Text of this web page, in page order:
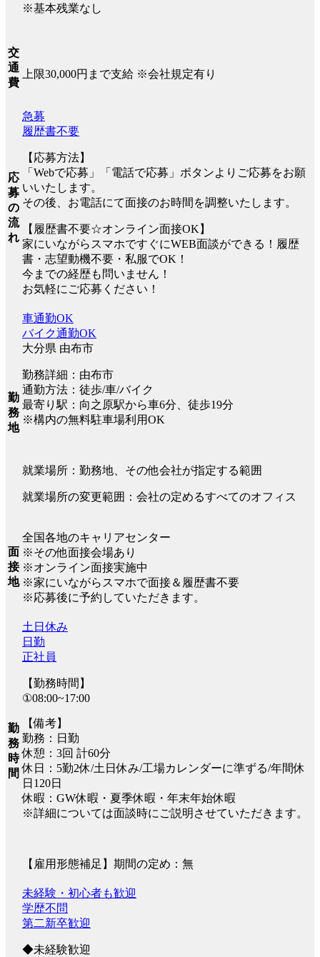
※基本残業なし
交
通
費
上限30,000円まで支給 ※会社規定有り
応
募
の
流
れ
急募
履歴書不要
【応募方法】
「Webで応募」「電話で応募」ボタンよりご応募をお願
いいたします。
その後、お電話にて面接のお時間を調整いたします。
【履歴書不要☆オンライン面接OK】
家にいながらスマホですぐにWEB面談ができる！履歴
書・志望動機不要・私服でOK！
今までの経歴も問いません！
お気軽にご応募ください！
勤
務
地
車通勤OK
バイク通勤OK
大分県 由布市
勤務詳細：由布市
通勤方法：徒歩/車/バイク
最寄り駅：向之原駅から車6分、徒歩19分
※構内の無料駐車場利用OK
就業場所：勤務地、その他会社が指定する範囲
就業場所の変更範囲：会社の定めるすべてのオフィス
面
接
地
全国各地のキャリアセンター
※その他面接会場あり
※オンライン面接実施中
※家にいながらスマホで面接＆履歴書不要
※応募後に予約していただきます。
勤
務
時
間
土日休み
日勤
正社員
【勤務時間】
①08:00~17:00
【備考】
勤務：日勤
休憩：3回 計60分
休日：5勤2休/土日休み/工場カレンダーに準ずる/年間休
日120日
休暇：GW休暇・夏季休暇・年末年始休暇
※詳細については面談時にご説明させていただきます。
【雇用形態補足】期間の定め：無
未経験・初心者も歓迎
学歴不問
第二新卒歓迎
◆未経験歓迎